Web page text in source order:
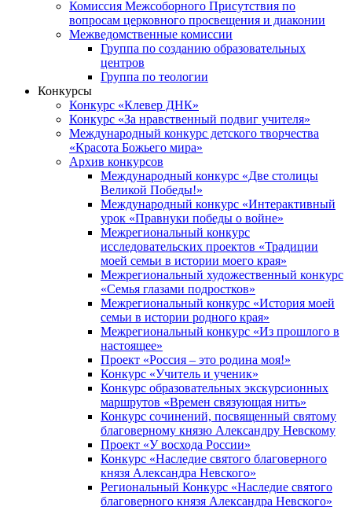
Комиссия Межсоборного Присутствия по
вопросам церковного просвещения и диаконии
Межведомственные комиссии
Группа по созданию образовательных
центров
Группа по теологии
Конкурсы
Конкурс «Клевер ДНК»
Конкурс «За нравственный подвиг учителя»
Международный конкурс детского творчества
«Красота Божьего мира»
Архив конкурсов
Международный конкурс «Две столицы
Великой Победы!»
Международный конкурс «Интерактивный
урок «Правнуки победы о войне»
Межрегиональный конкурс
исследовательских проектов «Традиции
моей семьи в истории моего края»
Межрегиональный художественный конкурс
«Семья глазами подростков»
Межрегиональный конкурс «История моей
семьи в истории родного края»
Межрегиональный конкурс «Из прошлого в
настоящее»
Проект «Россия – это родина моя!»
Конкурс «Учитель и ученик»
Конкурс образовательных экскурсионных
маршрутов «Времен связующая нить»
Конкурс сочинений, посвященный святому
благоверному князю Александру Невскому
Проект «У восхода России»
Конкурс «Наследие святого благоверного
князя Александра Невского»
Региональный Конкурс «Наследие святого
благоверного князя Александра Невского»